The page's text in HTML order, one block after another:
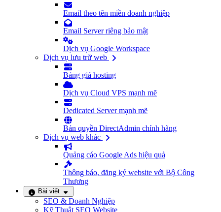
Email theo tên miền doanh nghiệp
Email Server riêng bảo mật
Dịch vụ Google Workspace
Dịch vụ lưu trữ web
Bảng giá hosting
Dịch vụ Cloud VPS mạnh mẽ
Dedicated Server mạnh mẽ
Bản quyền DirectAdmin chính hãng
Dịch vụ web khác
Quảng cáo Google Ads hiệu quả
Thông báo, đăng ký website với Bộ Công
Thương
Bài viết
SEO & Doanh Nghiệp
Kỹ Thuật SEO Website